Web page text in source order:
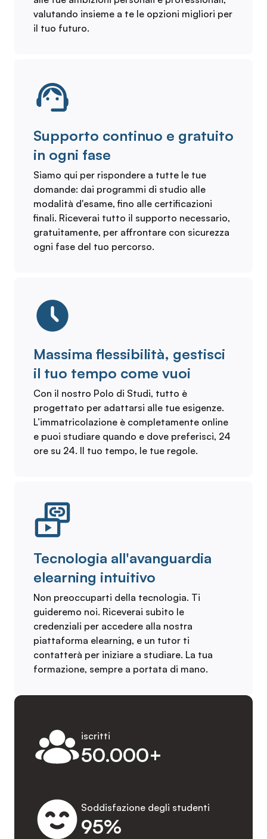
valutando insieme a te le opzioni migliori per
il tuo futuro.
Supporto continuo e gratuito
in ogni fase
Siamo qui per rispondere a tutte le tue
domande: dai programmi di studio alle
modalità d'esame, fino alle certificazioni
finali. Riceverai tutto il supporto necessario,
gratuitamente, per affrontare con sicurezza
ogni fase del tuo percorso.
Massima flessibilità, gestisci
il tuo tempo come vuoi
Con il nostro Polo di Studi, tutto è
progettato per adattarsi alle tue esigenze.
L’immatricolazione è completamente online
e puoi studiare quando e dove preferisci, 24
ore su 24. Il tuo tempo, le tue regole.
Tecnologia all'avanguardia
elearning intuitivo
Non preoccuparti della tecnologia. Ti
guideremo noi. Riceverai subito le
credenziali per accedere alla nostra
piattaforma elearning, e un tutor ti
contatterà per iniziare a studiare. La tua
formazione, sempre a portata di mano.
50.000+
iscritti
95%
Soddisfazione degli studenti